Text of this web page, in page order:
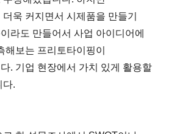
욱 커지면서 시제품을 만들기
라도 만들어서 사업 아이디어에
해보는 프리토타이핑이
. 기업 현장에서 가치 있게 활용할
다.